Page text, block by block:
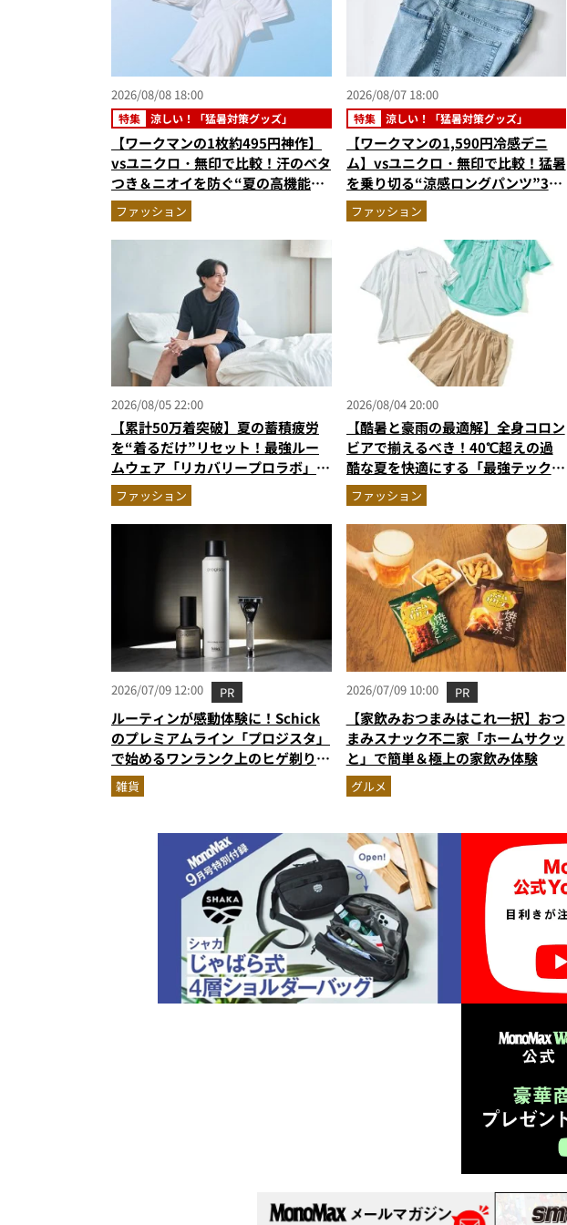
2026/08/08 18:00
特集 涼しい！「猛暑対策グッズ」
【ワークマンの1枚約495円神作】
vsユニクロ・無印で比較！汗のベタ
つき＆ニオイを防ぐ“夏の高機能イ
ンナー”3選を徹底解剖。あなたに
最適な1着は？
ファッション
2026/08/07 18:00
特集 涼しい！「猛暑対策グッズ」
【ワークマンの1,590円冷感デニ
ム】vsユニクロ・無印で比較！猛暑
を乗り切る“涼感ロングパンツ”3選
を徹底解剖。接触冷感から綿100%
まで決定版
ファッション
2026/08/05 22:00
【累計50万着突破】夏の蓄積疲労
を“着るだけ”リセット！最強ルー
ムウェア「リカバリープロラボ」に
新色登場
ファッション
2026/08/04 20:00
【酷暑と豪雨の最適解】全身コロン
ビアで揃えるべき！40℃超えの過
酷な夏を快適にする「最強テックウ
エア」セットアップ
ファッション
2026/07/09 12:00 PR
ルーティンが感動体験に！Schick
のプレミアムライン「プロジスタ」
で始めるワンランク上のヒゲ剃り習
慣
雑貨
2026/07/09 10:00 PR
【家飲みおつまみはこれ一択】おつ
まみスナック不二家「ホームサクッ
と」で簡単＆極上の家飲み体験
グルメ